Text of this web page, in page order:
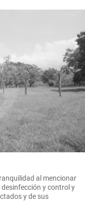
al mencionar
y control y
y de sus